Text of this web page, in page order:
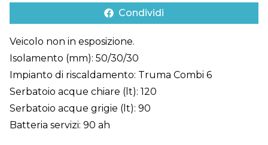
Condividi
Veicolo non in esposizione.
Isolamento (mm): 50/30/30
Impianto di riscaldamento: Truma Combi 6
Serbatoio acque chiare (lt): 120
Serbatoio acque grigie (lt): 90
Batteria servizi: 90 ah